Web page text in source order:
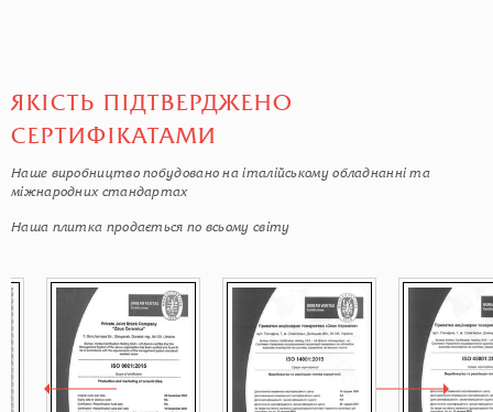
ЯКІСТЬ ПІДТВЕРДЖЕНО
СЕРТИФІКАТАМИ
Наше виробництво побудовано на італійському обладнанні та
міжнародних стандартах
Наша плитка продається по всьому світу